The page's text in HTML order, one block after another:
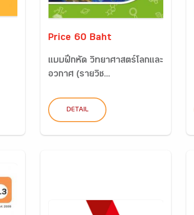
Price 60 Baht
แบบฝึกหัด วิทยาศาสตร์โลกและ
อวกาศ (รายวิช...
DETAIL